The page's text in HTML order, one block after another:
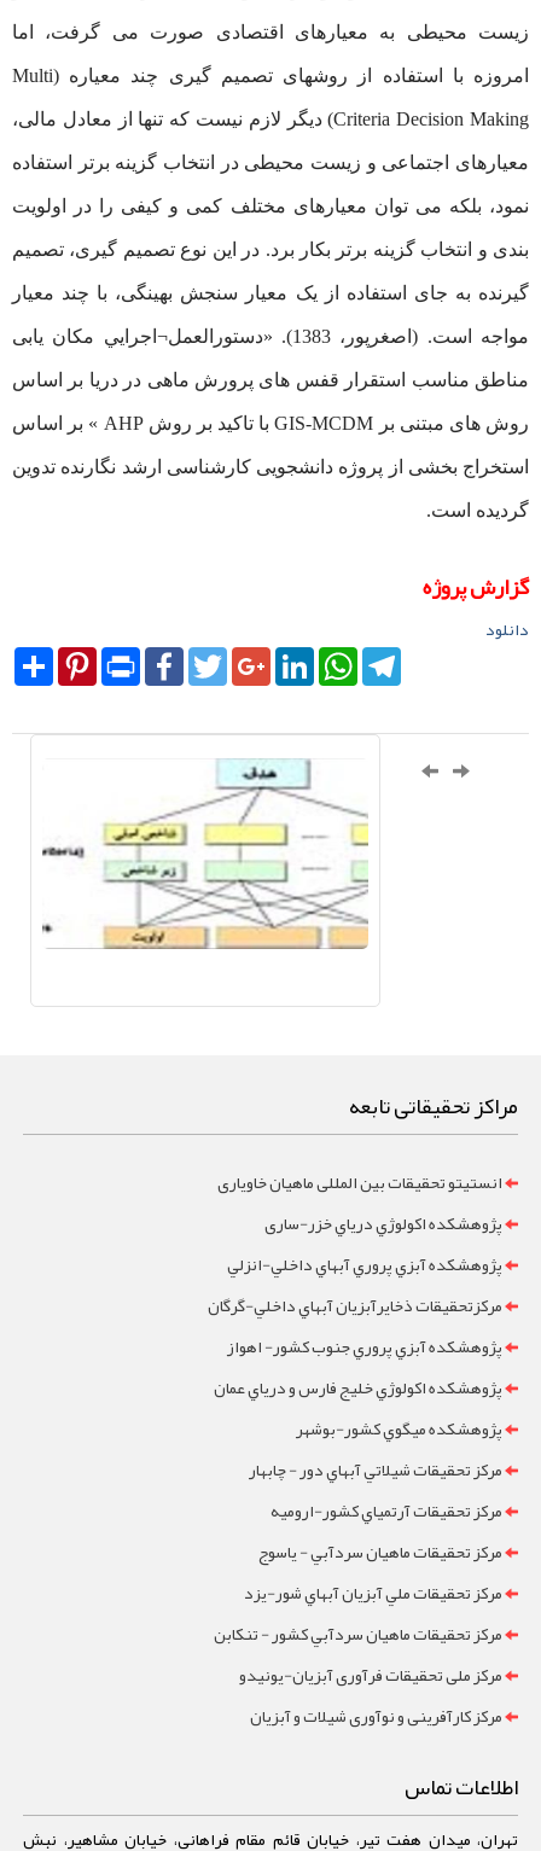
زیست محیطی به معیارهای اقتصادی صورت می گرفت، اما
امروزه با استفاده از روشهای تصمیم گیری چند معیاره (Multi
Criteria Decision Making) دیگر لازم نیست که تنها از معادل مالی،
معیارهای اجتماعی و زیست محیطی در انتخاب گزینه برتر استفاده
نمود، بلکه می توان معیارهای مختلف کمی و کیفی را در اولویت
بندی و انتخاب گزینه برتر بکار برد. در این نوع تصمیم گیری، تصمیم
گیرنده به جای استفاده از یک معیار سنجش بهینگی، با چند معیار
مواجه است. (اصغرپور، 1383). «دستورالعمل¬اجرايي مکان یابی
مناطق مناسب استقرار قفس های پرورش ماهی در دریا بر اساس
روش های مبتنی بر GIS-MCDM با تاکید بر روش AHP » بر اساس
استخراج بخشی از پروژه دانشجویی کارشناسی ارشد نگارنده تدوین
گردیده است.
گزارش پروژه
دانلود
SharePinterest Print
FacebookTwitterGoogle+LinkedInWhatsAppTelegram
مراکز تحقیقاتی تابعه
انستیتو تحقیقات بین المللی ماهیان خاویاری
پژوهشکده اکولوژي درياي خزر-ساری
پژوهشکده آبزي پروري آبهاي داخلي-انزلي
مرکزتحقيقات ذخايرآبزيان آبهاي داخلي-گرگان
پژوهشکده آبزي پروري جنوب کشور- اهواز
پژوهشکده اکولوژي خليج فارس و درياي عمان
پژوهشکده ميگوي کشور-بوشهر
مرکز تحقيقات شيلاتي آبهاي دور - چابهار
مرکز تحقيقات آرتمياي کشور-ارومیه
مرکز تحقيقات ماهيان سردآبي - ياسوج
مرکز تحقيقات ملي آبزيان آبهاي شور-یزد
مرکز تحقيقات ماهيان سردآبي کشور - تنکابن
مرکز ملی تحقیقات فرآوری آبزیان-یونیدو
مرکز کارآفرینی و نوآوری شیلات و آبزیان
اطلاعات تماس
تهران، میدان هفت تیر، خیابان قائم مقام فراهانی، خیابان مشاهیر، نبش